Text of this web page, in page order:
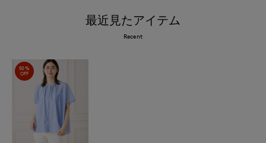
最近見たアイテム
Recent
50%
OFF